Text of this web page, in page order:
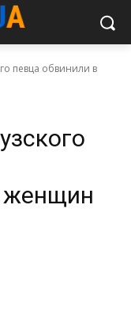
певца обвинили в
женщин